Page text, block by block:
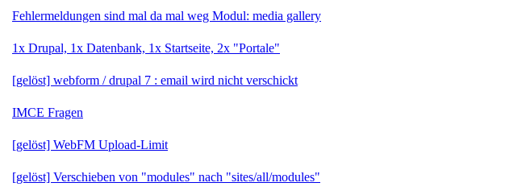
Fehlermeldungen sind mal da mal weg Modul: media gallery
1x Drupal, 1x Datenbank, 1x Startseite, 2x "Portale"
[gelöst] webform / drupal 7 : email wird nicht verschickt
IMCE Fragen
[gelöst] WebFM Upload-Limit
[gelöst] Verschieben von "modules" nach "sites/all/modules"